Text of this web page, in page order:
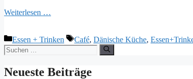
Weiterlesen …
Kategorien
Essen + Trinken Schlagwörter
Café, Dänische Küche,
Suchen
nach:
Neueste Beiträge